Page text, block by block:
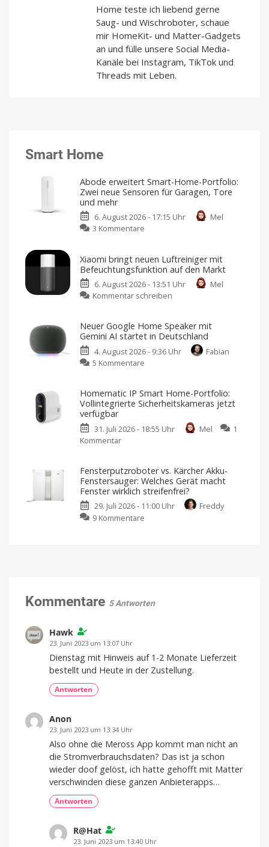
Home teste ich liebend gerne
Saug- und Wischroboter, schaue
mir HomeKit- und Matter-Gadgets
an und fülle unsere Social Media-
Kanäle bei Instagram, TikTok und
Threads mit Leben.
Smart Home
Abode erweitert Smart-Home-Portfolio:
Zwei neue Sensoren für Garagen, Tore
und mehr
6. August 2026 - 17:15 Uhr
Mel
3 Kommentare
Smart-
Home-
Portfolio:
Zwei
für
Garagen,
Tore
mit
Apple
Home
Xiaomi bringt neuen Luftreiniger mit
Befeuchtungsfunktion auf den Markt
6. August 2026 - 13:51 Uhr
Mel
Kommentar schreiben
neuen
Luftreiniger
mit
Markt
Preis
offen
Neuer Google Home Speaker mit
Gemini AI startet in Deutschland
4. August 2026 - 9:36 Uhr
Fabian
5 Kommentare
Home
Speaker
Gemini
Deutschland
Ab
sofort
119,99
Euro
Homematic IP Smart Home-Portfolio:
Vollintegrierte Sicherheitskameras jetzt
verfügbar
31. Juli 2026 - 18:55 Uhr Mel
1
Kommentar
Smart
Home-
Portfolio:
Vollintegrierte
Sicherheitskameras
Fensterputzroboter vs. Kärcher Akku-
Fenstersauger: Welches Gerät macht
Fenster wirklich streifenfrei?
29. Juli 2026 - 11:00 Uhr
Freddy
9 Kommentare
macht
Vergleich
Kommentare 5 Antworten
Hawk
23. Juni 2023 um 13:07 Uhr
Dienstag mit Hinweis auf 1-2 Monate Lieferzeit
bestellt und Heute in der Zustellung.
Antworten
Anon
23. Juni 2023 um 13:34 Uhr
Also ohne die Meross App kommt man nicht an
die Stromverbrauchsdaten? Das ist ja schon
wieder doof gelöst, ich hatte gehofft mit Matter
verschwinden diese ganzen Anbieterapps…
Antworten
R@Hat
23. Juni 2023 um 13:40 Uhr